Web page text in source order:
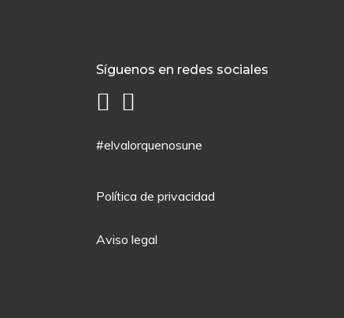
Síguenos en redes sociales
#elvalorquenosune
Política de privacidad
Aviso legal